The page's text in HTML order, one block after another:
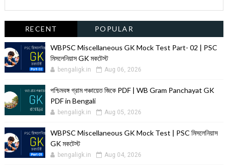
RECENT POPULAR
WBPSC Miscellaneous GK Mock Test Part- 02 | PSC
মিসলেনিয়াস GK মকটেস্ট
bengaligk.in Aug 06, 2026
পশ্চিমবঙ্গ গ্রাম পঞ্চায়েত জিকে PDF | WB Gram Panchayat GK
PDF in Bengali
bengaligk.in Aug 05, 2026
WBPSC Miscellaneous GK Mock Test | PSC মিসলেনিয়াস
GK মকটেস্ট
bengaligk.in Aug 04, 2026